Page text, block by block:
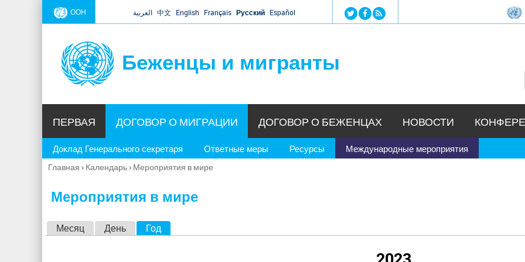
Jump to navigation
ООН العربية 中文 English Français Русский Español
Беженцы и мигранты
ПЕРВАЯ ДОГОВОР О МИГРАЦИИ
Доклад Генерального секретаря Ответные меры Ресурсы Международные мероприятия
ДОГОВОР О БЕЖЕНЦАХ НОВОСТИ
Вы
Главная › Календарь› Мероприятия в мире
Мероприятия в мире
Месяц День Год